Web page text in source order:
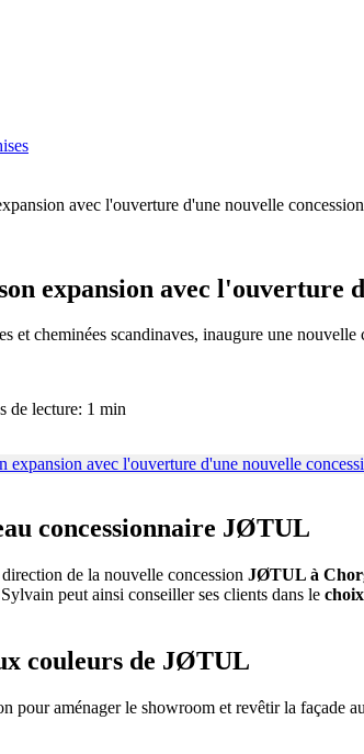
avec l'ouverture d'une nouvelle
expansion avec l'ouverture
et cheminées scandinaves, inaugure une
de lecture: 1 min
concessionnaire JØTUL
de la nouvelle concession JØTUL à
peut ainsi conseiller ses clients dans le
couleurs de JØTUL
pour aménager le showroom et revêtir la façade